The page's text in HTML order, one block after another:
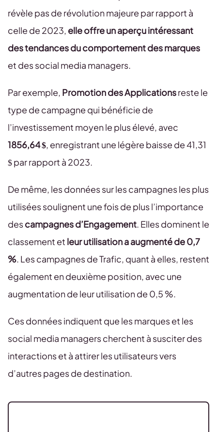
révèle pas de révolution majeure par rapport à
celle de 2023, elle offre un aperçu intéressant
des tendances du comportement des marques
et des social media managers.
Par exemple, Promotion des Applicationsreste le
type de campagne qui bénéficie de
l’investissement moyen le plus élevé, avec
1856,64 $, enregistrant une légère baisse de 41,31
$ par rapport à 2023.
De même, les données sur les campagnes les plus
utilisées soulignent une fois de plus l’importance
descampagnes d’Engagement. Elles dominent le
classement et leur utilisation a augmenté de 0,7
%. Les campagnes de Trafic, quant à elles, restent
également en deuxième position, avec une
augmentation de leur utilisation de 0,5 %.
Ces données indiquent que les marques et les
social media managers cherchent à susciter des
interactions et à attirer les utilisateurs vers
d’autres pages de destination.